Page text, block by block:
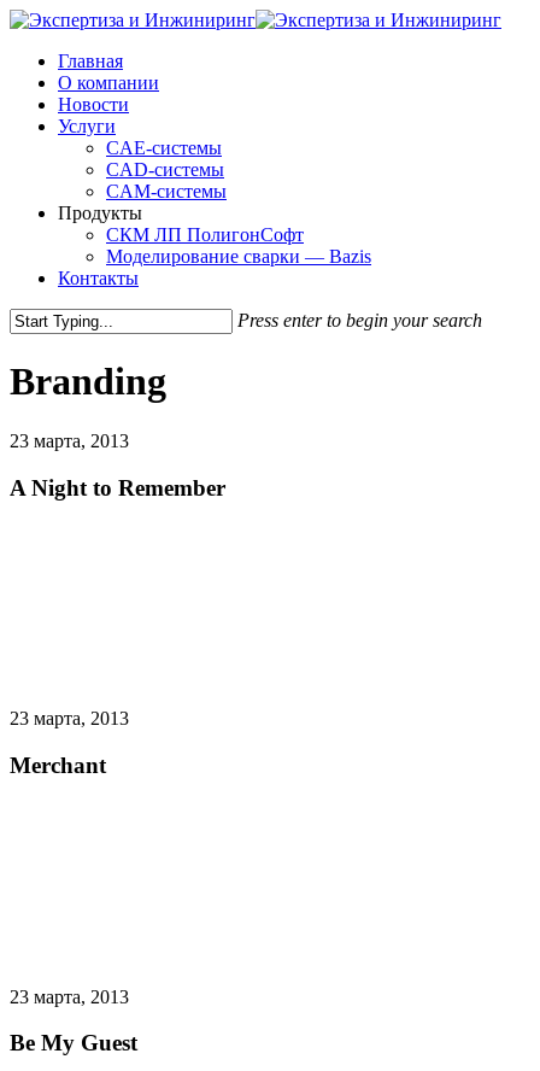
Skip
main
content
Menu
Главная
О компании
Новости
Услуги
CAE-системы
CAD-системы
CAM-системы
Продукты
СКМ ЛП ПолигонСофт
Моделирование сварки — Bazis
Контакты
Press enter to begin your search
Search
Branding
23 марта, 2013
A Night to Remember
23 марта, 2013
Merchant
23 марта, 2013
Be My Guest